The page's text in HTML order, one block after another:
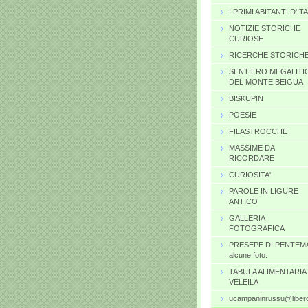
I PRIMI ABITANTI
NOTIZIE STORICHE
CURIOSE
RICERCHE
SENTIERO
DEL MONTE BEIGUA
BISKUPIN
POESIE
FILASTROCCHE
MASSIME DA
RICORDARE
CURIOSITA'
PAROLE IN LIGURE
ANTICO
GALLERIA
FOTOGRAFICA
PRESEPE DI
alcune foto.
TABULA ALIMENTARIA
VELEILA